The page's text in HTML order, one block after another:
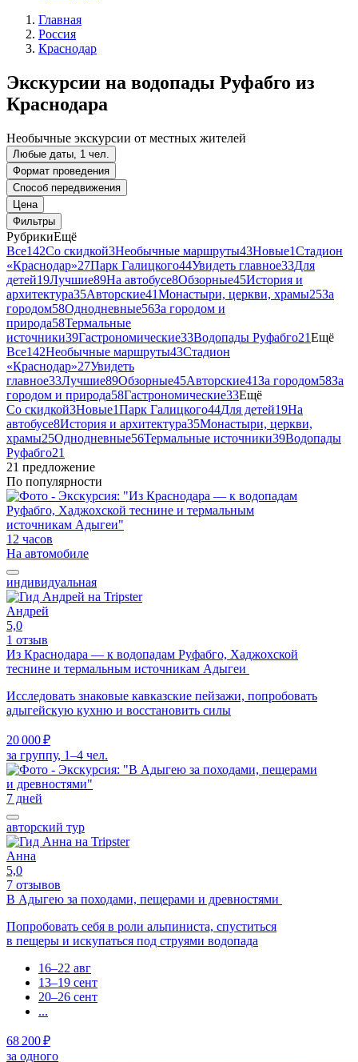
Главная
Россия
Краснодар
Экскурсии на водопады Руфабго из
Краснодара
Необычные экскурсии от местных жителей
Любые даты, 1 чел.
Формат проведения
Способ передвижения
Цена
Фильтры
РубрикиЕщё
Все142Со скидкой3Необычные маршруты43Новые1Стадион
«Краснодар»27Парк Галицкого44Увидеть главное33Для
детей19Лучшие89На автобусе8Обзорные45История и
архитектура35Авторские41Монастыри, церкви, храмы25За
городом58Однодневные56За городом и
природа58Термальные
источники39Гастрономические33Водопады Руфабго21Ещё
Все142Необычные маршруты43Стадион
«Краснодар»27Увидеть
главное33Лучшие89Обзорные45Авторские41За городом58За
городом и природа58Гастрономические33Ещё
Со скидкой3Новые1Парк Галицкого44Для детей19На
автобусе8История и архитектура35Монастыри, церкви,
храмы25Однодневные56Термальные источники39Водопады
Руфабго21
21 предложение
По популярности
12 часов
На автомобиле
индивидуальная
Андрей
5,0
1 отзыв
Из Краснодара — к водопадам Руфабго, Хаджохской
теснине и термальным источникам Адыгеи
Исследовать знаковые кавказские пейзажи, попробовать
адыгейскую кухню и восстановить силы
20 000 ₽
за группу, 1–4 чел.
7 дней
авторский тур
Анна
5,0
7 отзывов
В Адыгею за походами, пещерами и древностями
Попробовать себя в роли альпиниста, спуститься
в пещеры и искупаться под струями водопада
16–22 авг
13–19 сент
20–26 сент
...
68 200 ₽
за одного